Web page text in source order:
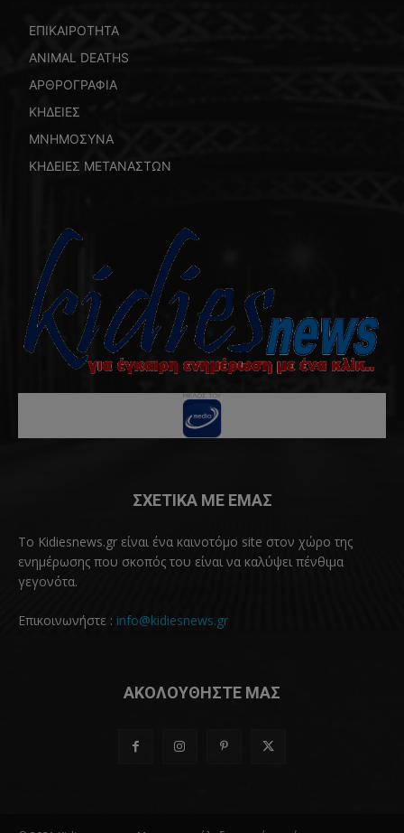
ΕΠΙΚΑΙΡΟΤΗΤΑ
ANIMAL DEATHS
ΑΡΘΡΟΓΡΑΦΙΑ
ΚΗΔΕΙΕΣ
ΜΝΗΜΟΣΥΝΑ
ΚΗΔΕΙΕΣ ΜΕΤΑΝΑΣΤΩΝ
ΣΧΕΤΙΚΑ ΜΕ ΕΜΑΣ
Το Kidiesnews.gr είναι ένα καινοτόμο site στον χώρο της
ενημέρωσης που σκοπός του είναι να καλύψει πένθιμα
γεγονότα.
Επικοινωνήστε : info@kidiesnews.gr
ΑΚΟΛΟΥΘΗΣΤΕ ΜΑΣ